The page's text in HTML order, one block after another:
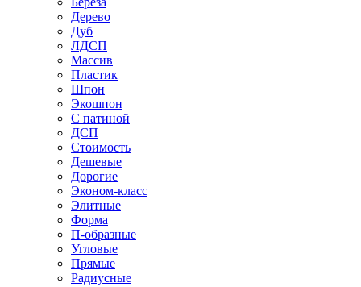
Дерево
Дуб
ЛДСП
Массив
Пластик
Шпон
Экошпон
С патиной
ДСП
Стоимость
Дешевые
Дорогие
Эконом-класс
Элитные
Форма
П-образные
Угловые
Прямые
Радиусные